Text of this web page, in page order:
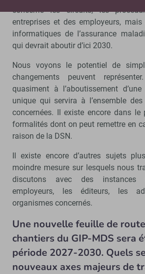
concerne les circuits, les
entreprises et des employeurs,
informatiques de l’assurance
qui devrait aboutir d’ici 2030.
Nous voyons le potentiel de
changements peuvent
quasiment à l’aboutissement
unique qui servira à l’ensemble
concernées. Il existe encore dans le
formalités dont on peut remettre en
raison de la DSN.
Il existe encore d’autres sujets
moindre mesure sur lesquels nous
discutons avec des instances
employeurs, les éditeurs, les
organismes concernés.
Une nouvelle feuille de
chantiers du GIP-MDS sera
période 2027-2030. Quels
nouveaux axes majeurs de